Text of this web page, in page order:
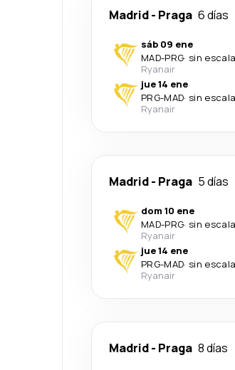
Madrid- Praga 6 días
sáb 09 ene
MAD-PRG· sin escala
Ryanair
jue 14 ene
PRG-MAD· sin escala
Ryanair
Madrid- Praga 5 días
dom 10 ene
MAD-PRG· sin escala
Ryanair
jue 14 ene
PRG-MAD· sin escala
Ryanair
Madrid- Praga 8 días